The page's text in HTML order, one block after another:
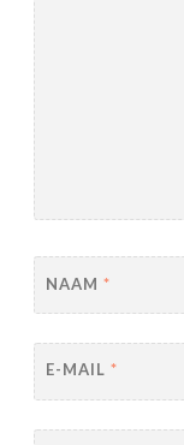
NAAM *
E-MAIL *